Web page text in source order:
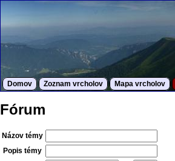
Domov Zoznam vrcholov Mapa vrcholov
Fórum
Názov témy
Popis témy